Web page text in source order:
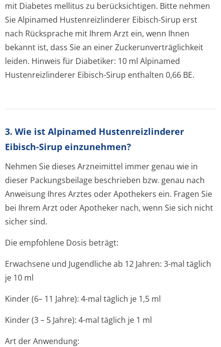
mit Diabetes mellitus zu berücksichtigen. Bitte nehmen
Sie Alpinamed Hustenreizlinderer Eibisch-Sirup erst
nach Rücksprache mit Ihrem Arzt ein, wenn Ihnen
bekannt ist, dass Sie an einer Zuckerunverträglichke­it
leiden. Hinweis für Diabetiker: 10 ml Alpinamed
Hustenreizlinderer Eibisch-Sirup enthalten 0,66 BE.
3. Wie ist Alpinamed Hustenreizlinderer
Eibisch-Sirup einzunehmen?
Nehmen Sie dieses Arzneimittel immer genau wie in
dieser Packungsbeilage beschrieben bzw. genau nach
Anweisung Ihres Arztes oder Apothekers ein. Fragen Sie
bei Ihrem Arzt oder Apotheker nach, wenn Sie sich nicht
sicher sind.
Die empfohlene Dosis beträgt:
Erwachsene und Jugendliche ab 12 Jahren: 3-mal täglich
je 10 ml
Kinder (6– 11 Jahre): 4-mal täglich je 1,5 ml
Kinder (3 – 5 Jahre): 4-mal täglich je 1 ml
Art der Anwendung: